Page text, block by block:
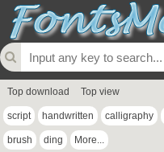
Top download Top view
script handwritten calligraphy
brush ding More...